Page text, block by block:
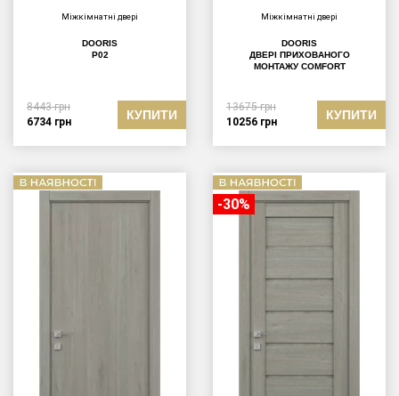
Міжкімнатні двері
DOORIS
P02
8443грн
6734 грн КУПИТИ
Міжкімнатні двері
DOORIS
ДВЕРІ ПРИХОВАНОГО
МОНТАЖУ СOMFORT
13675грн
10256 грн КУПИТИ
-30%